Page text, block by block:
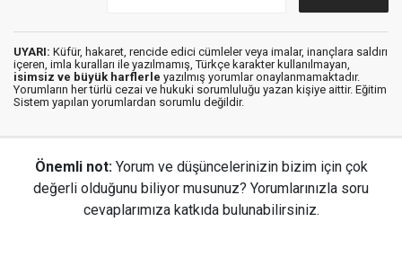
UYARI: Küfür, hakaret, rencide edici cümleler veya imalar, inançlara saldırı
içeren, imla kuralları ile yazılmamış, Türkçe karakter kullanılmayan,
isimsiz ve büyük harflerle yazılmış yorumlar onaylanmamaktadır.
Yorumların her türlü cezai ve hukuki sorumluluğu yazan kişiye aittir. Eğitim
Sistem yapılan yorumlardan sorumlu değildir.
Önemli not: Yorum ve düşüncelerinizin bizim için çok
değerli olduğunu biliyor musunuz? Yorumlarınızla soru
cevaplarımıza katkıda bulunabilirsiniz.